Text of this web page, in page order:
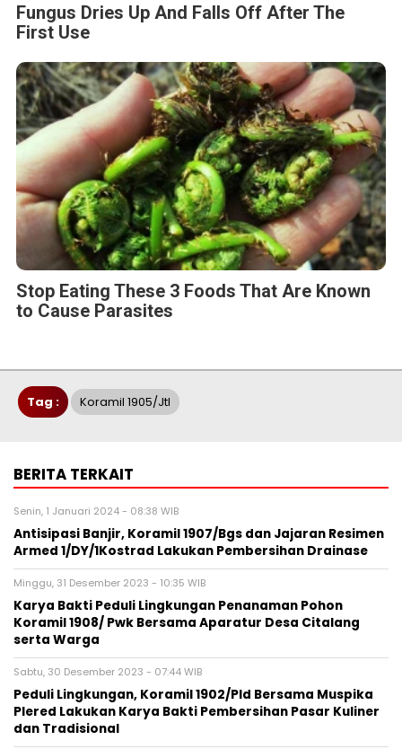
Fungus Dries Up And Falls Off After The
First Use
Stop Eating These 3 Foods That Are Known
to Cause Parasites
Tag : Koramil 1905/Jtl
BERITA TERKAIT
Senin, 1 Januari 2024 - 08:38 WIB
Antisipasi Banjir, Koramil 1907/Bgs dan Jajaran Resimen
Armed 1/DY/1Kostrad Lakukan Pembersihan Drainase
Minggu, 31 Desember 2023 - 10:35 WIB
Karya Bakti Peduli Lingkungan Penanaman Pohon
Koramil 1908/ Pwk Bersama Aparatur Desa Citalang
serta Warga
Sabtu, 30 Desember 2023 - 07:44 WIB
Peduli Lingkungan, Koramil 1902/Pld Bersama Muspika
Plered Lakukan Karya Bakti Pembersihan Pasar Kuliner
dan Tradisional